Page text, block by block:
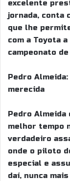
excelente
jornada, conta
que lhe
com a Toyota
campeonato
Pedro
merecida
Pedro Almeida
melhor tempo
verdadeiro
onde o piloto
especial e
daí, nunca